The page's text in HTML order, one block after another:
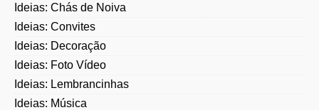
Ideias: Chás de Noiva
Ideias: Convites
Ideias: Decoração
Ideias: Foto Vídeo
Ideias: Lembrancinhas
Ideias: Música